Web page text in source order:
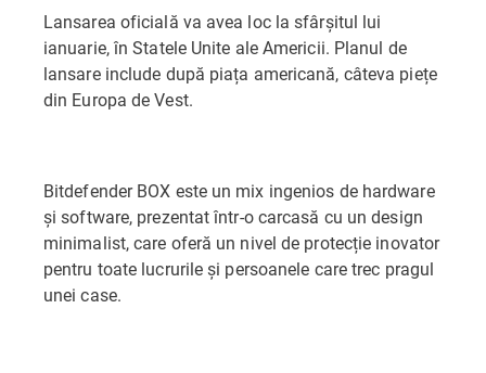
Lansarea oficială va avea loc la sfârșitul lui
ianuarie, în Statele Unite ale Americii. Planul de
lansare include după piața americană, câteva piețe
din Europa de Vest.
Bitdefender BOX este un mix ingenios de hardware
și software, prezentat într-o carcasă cu un design
minimalist, care oferă un nivel de protecție inovator
pentru toate lucrurile și persoanele care trec pragul
unei case.